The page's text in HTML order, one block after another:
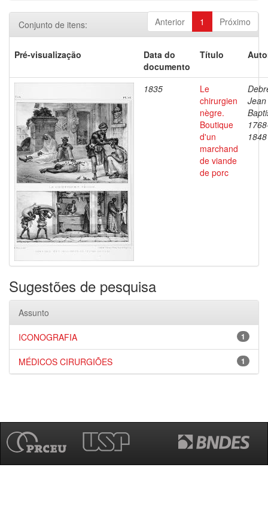
Anterior 1 Próximo
Conjunto de itens:
Pré-visualização
Data do
documento
Título
1835
Le
chirurgien
nègre.
Boutique
d'un
marchand
de viande
de porc
Jean
1848
Sugestões de pesquisa
Assunto
1
ICONOGRAFIA
1
MÉDICOS CIRURGIÕES